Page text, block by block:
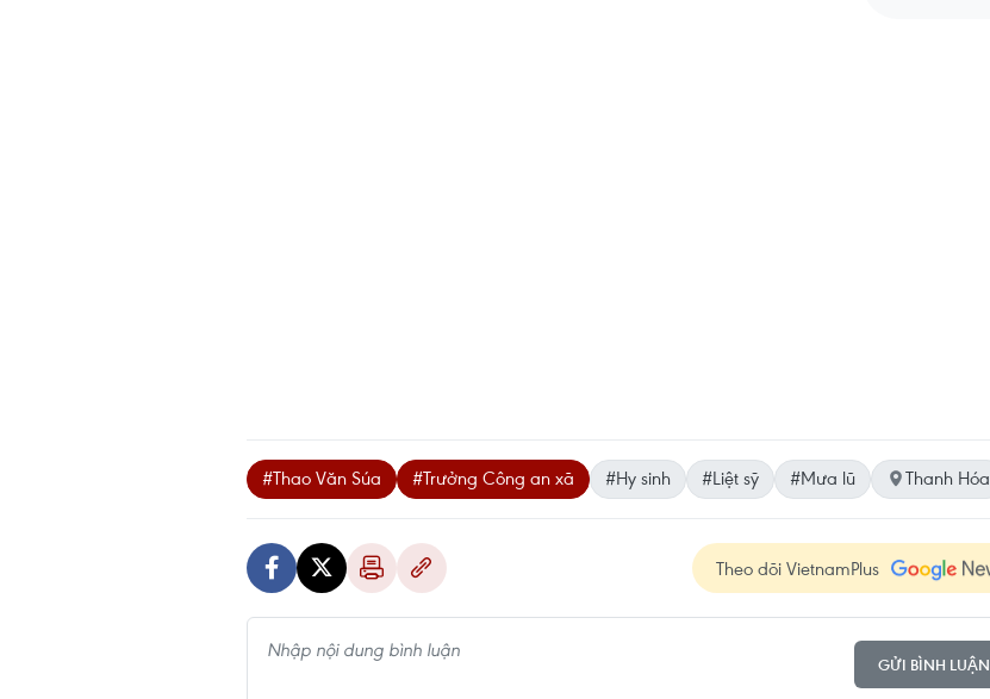
#Thao Văn Súa #Trưởng Công an xã #Hy sinh #Liệt sỹ #Mưa lũ Thanh Hóa
Theo dõi VietnamPlus
GỬI BÌNH LUẬN